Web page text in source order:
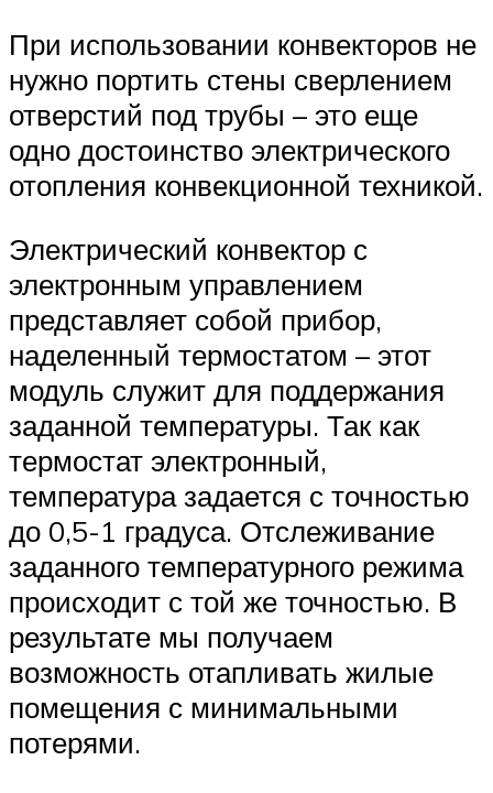
При использовании конвекторов не
нужно портить стены сверлением
отверстий под трубы – это еще
одно достоинство электрического
отопления конвекционной техникой.
Электрический конвектор с
электронным управлением
представляет собой прибор,
наделенный термостатом – этот
модуль служит для поддержания
заданной температуры. Так как
термостат электронный,
температура задается с точностью
до 0,5-1 градуса. Отслеживание
заданного температурного режима
происходит с той же точностью. В
результате мы получаем
возможность отапливать жилые
помещения с минимальными
потерями.